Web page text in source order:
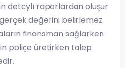
detaylı raporlardan oluşur
değerini belirlemez.
finansman sağlarken
poliçe üretirken talep